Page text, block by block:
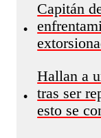
•
Capitán
•
Hallan a
tras ser
esto se